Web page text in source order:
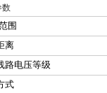
数
围
离
路电压等级
式